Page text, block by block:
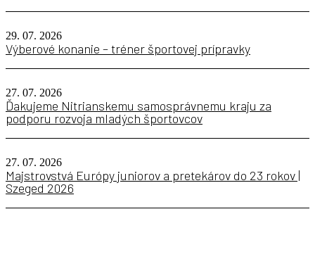
29. 07. 2026
Výberové konanie – tréner športovej prípravky
27. 07. 2026
Ďakujeme Nitrianskemu samosprávnemu kraju za
podporu rozvoja mladých športovcov
27. 07. 2026
Majstrovstvá Európy juniorov a pretekárov do 23 rokov |
Szeged 2026